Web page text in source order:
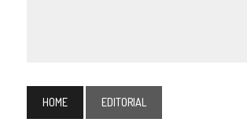
HOME EDITORIAL